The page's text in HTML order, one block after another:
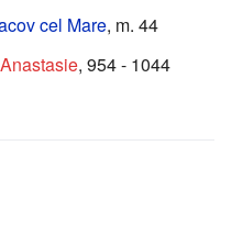
cel Mare, m. 44
Anastasie, 954 - 1044